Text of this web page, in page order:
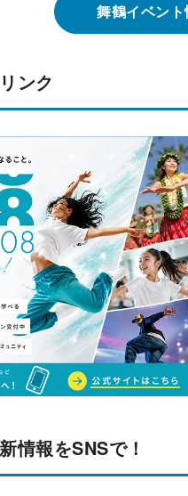
舞鶴イベン
ンク
情報をSNSで！